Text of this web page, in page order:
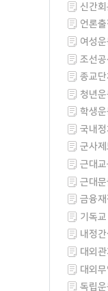
신간
언론
여성
조선
종교단
청년
학생운
국내정
군사제
근대교
근대문
금융재
기독교
내정간
대외관
대외무
독립운